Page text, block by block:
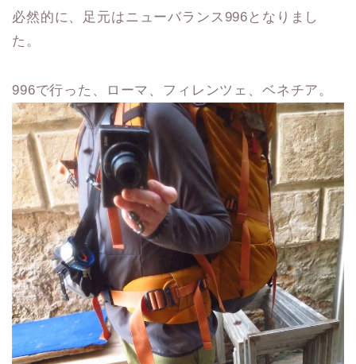
必然的に、足元はニューバランス996となりまし
た。
996で行った、ローマ、フィレンツェ、ベネチア。